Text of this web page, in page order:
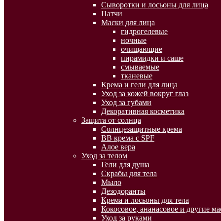
Сыворотки и лосьоны для лица
Патчи
Маски для лица
гидрогелевые
ночные
очищающие
пирамидки и саше
смываемые
тканевые
Крема и гели для лица
Уход за кожей вокруг глаз
Уход за губами
Декоративная косметика
Защита от солнца
Солнцезащитные крема
BB крема с SPF
Алое вера
Уход за телом
Гели для душа
Скрабы для тела
Мыло
Дезодоранты
Крема и лосьоны для тела
Кокосовое, ананасовое и другие
Уход за руками